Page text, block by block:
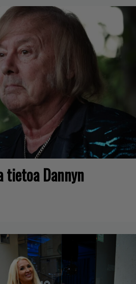
tietoa Dannyn